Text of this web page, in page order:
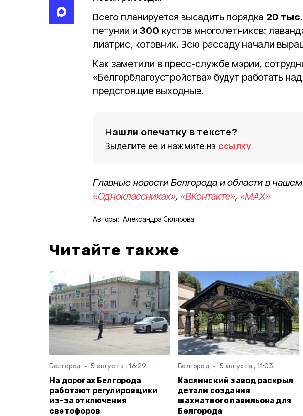
Всего планируется высадить порядка 20 тыс.
петунии и 300 кустов многолетников:
лиатрис, котовник. Всю рассаду начали
Как заметили в пресс-службе мэрии,
«Белгорблагоустройства» будут работать
предстоящие выходные.
Нашли опечатку в тексте?
Выделите ее и нажмите на ссылку
Главные новости Белгорода и области в нашем
«Одноклассниках», «ВКонтакте», «MAX»
Авторы: Александра Склярова
Читайте также
Белгород 5 августа , 16:29
На дорогах Белгорода
работают регулировщики
из-за отключения
светофоров
Белгород 5 августа , 11:03
Каслинский завод раскрыл
детали создания
шахматного павильона для
Белгорода